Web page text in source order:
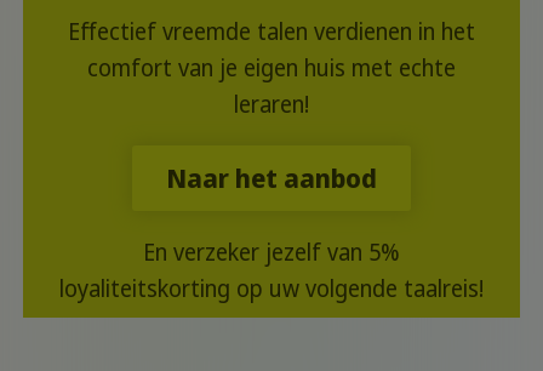
Effectief vreemde talen verdienen in het
comfort van je eigen huis met echte
leraren!
Naar het aanbod
En verzeker jezelf van 5%
loyaliteitskorting op uw volgende taalreis!